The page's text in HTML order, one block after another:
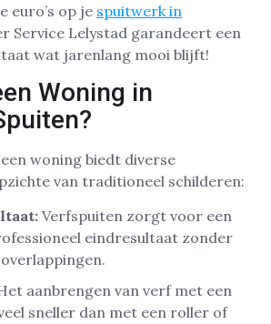
euro’s op je spuitwerk in
Service Lelystad garandeert een
wat jarenlang mooi blijft!
Woning in
woning biedt diverse
van traditioneel schilderen:
Verfspuiten zorgt voor een
eindresultaat zonder
aanbrengen van verf met een
sneller dan met een roller of